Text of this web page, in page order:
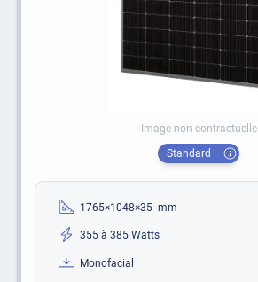
Image non contractuelle
Standard
1765×1048×35 mm
355 à 385 Watts
Monofacial